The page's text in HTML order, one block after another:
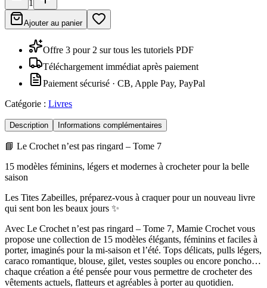
1
Ajouter au panier
Offre 3 pour 2 sur tous les tutoriels PDF
Téléchargement immédiat après paiement
Paiement sécurisé · CB, Apple Pay, PayPal
Catégorie : Livres
Description Informations complémentaires
📘 Le Crochet n’est pas ringard – Tome 7
15 modèles féminins, légers et modernes à crocheter pour la belle
saison
Les Tites Zabeilles, préparez-vous à craquer pour un nouveau livre
qui sent bon les beaux jours ✨
Avec Le Crochet n’est pas ringard – Tome 7, Mamie Crochet vous
propose une collection de 15 modèles élégants, féminins et faciles à
porter, imaginés pour la mi-saison et l’été. Tops délicats, pulls légers,
caraco romantique, blouse, gilet, vestes souples ou encore poncho…
chaque création a été pensée pour vous permettre de crocheter des
vêtements actuels, flatteurs et agréables à porter au quotidien.